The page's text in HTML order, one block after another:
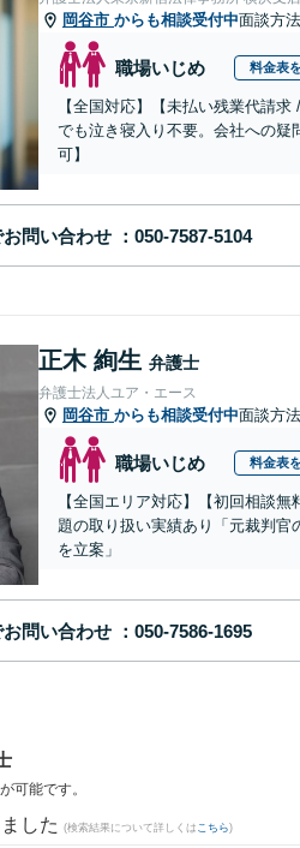
岡谷市 からも相談受付中面談方
職場いじめ 料金表
【全国対応】【未払い残業代請
でも泣き寝入り不要。会社への疑
可】
お問い合わせ
正木 絢生 弁護士
弁護士法人ユア・エース
岡谷市 からも相談受付中面談方
職場いじめ 料金表
【全国エリア対応】【初回相談
題の取り扱い実績あり「元裁判
を立案」
お問い合わせ
可能です。
した (検索結果について詳しくは こちら)